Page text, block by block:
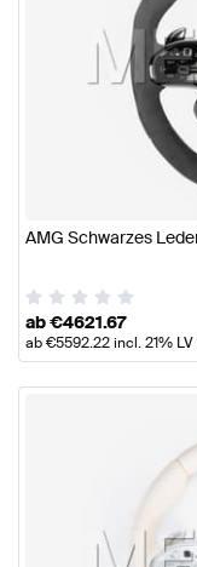
AMG Schwarzes
ab€4621.67
ab€5592.22incl. 21% LV